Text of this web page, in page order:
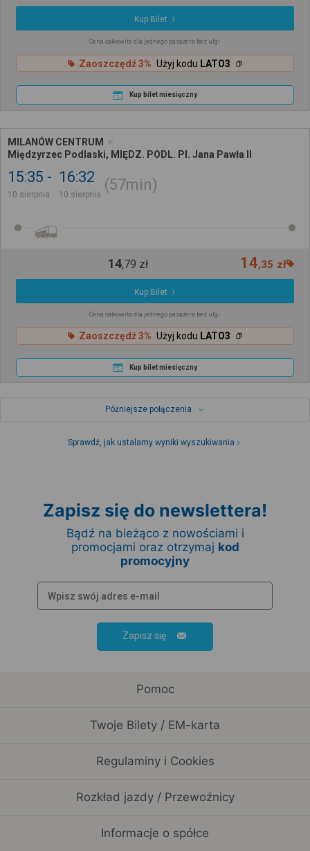
Kup Bilet
Cena całkowita dla jednego pasażera bez ulgi
Zaoszczędź 3% Użyj kodu LATO3
Kup bilet miesięczny
MILANÓW CENTRUM
Międzyrzec Podlaski, MIĘDZ. PODL. Pl. Jana Pawła II
15:35
10 sierpnia
16:32
10 sierpnia
57min
14,79 zł 14,35 zł
Kup Bilet
Cena całkowita dla jednego pasażera bez ulgi
Zaoszczędź 3% Użyj kodu LATO3
Kup bilet miesięczny
Późniejsze połączenia
Sprawdź, jak ustalamy wyniki wyszukiwania
Zapisz się do newslettera!
Bądź na bieżąco z nowościami i
promocjami oraz otrzymaj kod
promocyjny
Zapisz się
Pomoc
Twoje Bilety / EM-karta
Regulaminy i Cookies
Rozkład jazdy / Przewoźnicy
Informacje o spółce